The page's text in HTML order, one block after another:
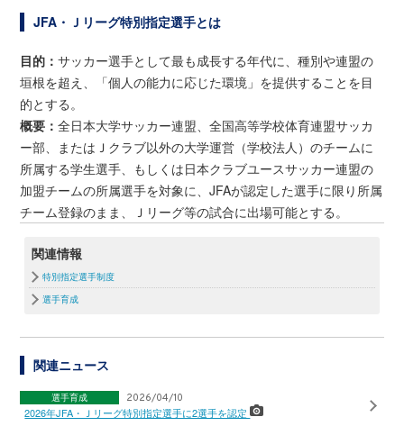
JFA・Ｊリーグ特別指定選手とは
目的：サッカー選手として最も成長する年代に、種別や連盟の
垣根を超え、「個人の能力に応じた環境」を提供することを目
的とする。
概要：全日本大学サッカー連盟、全国高等学校体育連盟サッカ
ー部、またはＪクラブ以外の大学運営（学校法人）のチームに
所属する学生選手、もしくは日本クラブユースサッカー連盟の
加盟チームの所属選手を対象に、JFAが認定した選手に限り所属
チーム登録のまま、Ｊリーグ等の試合に出場可能とする。
関連情報
特別指定選手制度
選手育成
関連ニュース
選手育成 2026/04/10
2026年JFA・Ｊリーグ特別指定選手に2選手を認定